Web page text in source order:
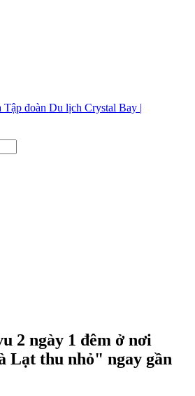
2 ngày 1 đêm ở nơi
Lạt thu nhỏ" ngay gần